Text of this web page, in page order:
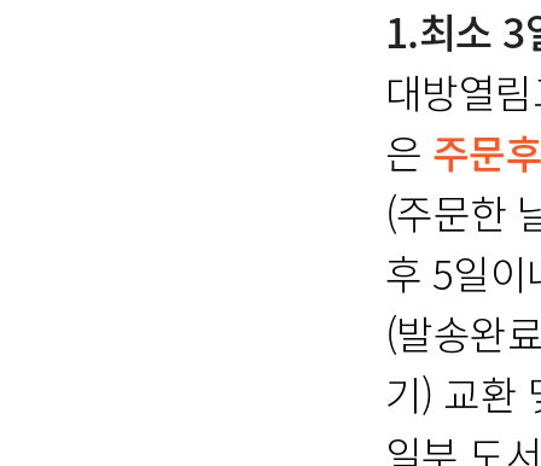
1.최소 3
대방열
은 주문
(주문한
후 5일
(발송완
기) 교환